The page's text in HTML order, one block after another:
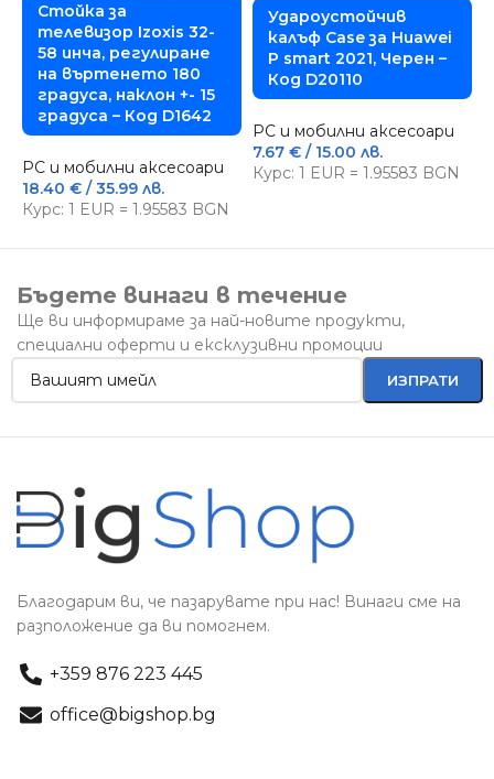
Стойка за
телевизор Izoxis 32-
58 инча, регулиране
на въртенето 180
градуса, наклон +- 15
градуса – Код D1642
PC и мобилни аксесоари
18.40 € / 35.99 лв.
Курс: 1 EUR = 1.95583 BGN
Удароустойчив
калъф Case за Huawei
P smart 2021, Черен –
Код D20110
PC и мобилни аксесоари
7.67 €/ 15.00 лв.
Курс: 1 EUR = 1.95583 BGN
Бъдете винаги в течение
Ще ви информираме за най-новите продукти,
специални оферти и ексклузивни промоции
Благодарим ви, че пазарувате при нас! Винаги сме на
разположение да ви помогнем.
+359 876 223 445
office@bigshop.bg